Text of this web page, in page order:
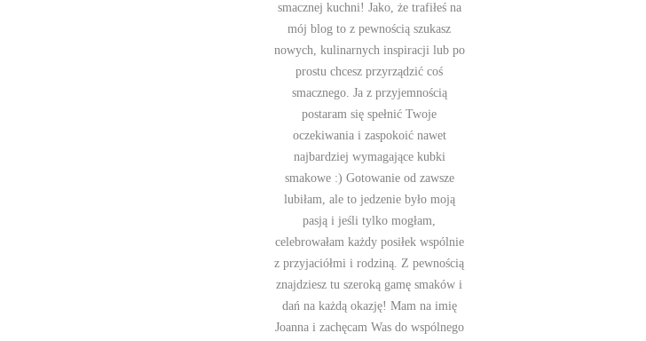
smacznej kuchni! Jako, że trafiłeś na
mój blog to z pewnością szukasz
nowych, kulinarnych inspiracji lub po
prostu chcesz przyrządzić coś
smacznego. Ja z przyjemnością
postaram się spełnić Twoje
oczekiwania i zaspokoić nawet
najbardziej wymagające kubki
smakowe :) Gotowanie od zawsze
lubiłam, ale to jedzenie było moją
pasją i jeśli tylko mogłam,
celebrowałam każdy posiłek wspólnie
z przyjaciółmi i rodziną. Z pewnością
znajdziesz tu szeroką gamę smaków i
dań na każdą okazję! Mam na imię
Joanna i zachęcam Was do wspólnego